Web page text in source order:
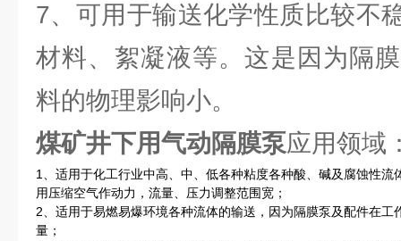
7、可用于输送化学性质比较不
材料、絮凝液等。这是因为隔
料的物理影响小。
煤矿井下用气动隔膜泵应用领域
1、适用于化工行业中高、中、低各种粘度各种酸、碱及腐蚀性
用压缩空气作动力，流量、压力调整范围宽；
2、适用于易燃易爆环境各种流体的输送，因为隔膜泵及配件在
量；